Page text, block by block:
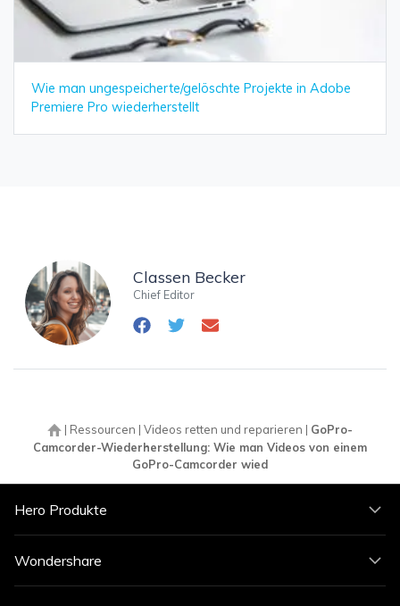
Wie man ungespeicherte/gelöschte Projekte in Adobe
Premiere Pro wiederherstellt
Classen Becker
Chief Editor
| Ressourcen | Videos retten und reparieren | GoPro-
Camcorder-Wiederherstellung: Wie man Videos von einem
GoPro-Camcorder wied
Hero Produkte
Wondershare